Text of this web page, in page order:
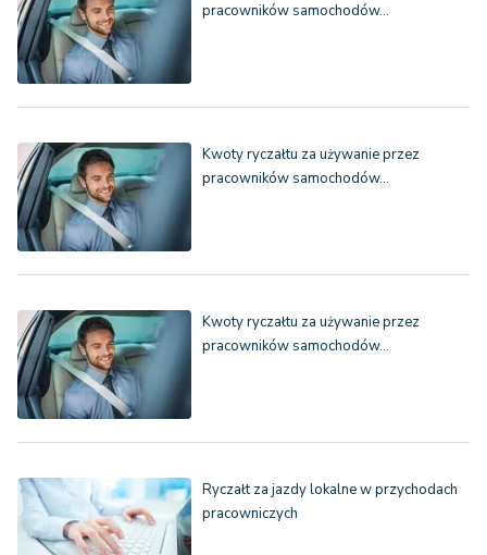
pracowników samochodów…
Kwoty ryczałtu za używanie przez
pracowników samochodów…
Kwoty ryczałtu za używanie przez
pracowników samochodów…
Ryczałt za jazdy lokalne w przychodach
pracowniczych